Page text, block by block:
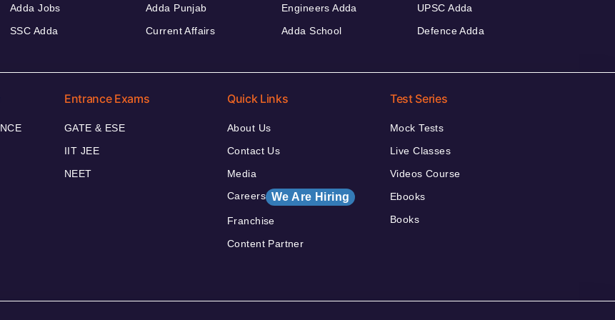
Adda Jobs
SSC Adda
Adda Punjab
Current Affairs
Engineers Adda
Adda School
UPSC Adda
Defence Adda
Entrance Exams
GATE & ESE
IIT JEE
NEET
Quick Links
About Us
Contact Us
Media
Careers We Are Hiring
Franchise
Content Partner
Test Series
Mock Tests
Live Classes
Videos Course
Ebooks
Books